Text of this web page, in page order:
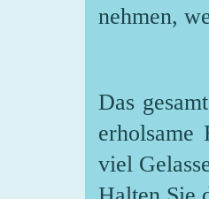
nehmen,
Das
erholsame
viel